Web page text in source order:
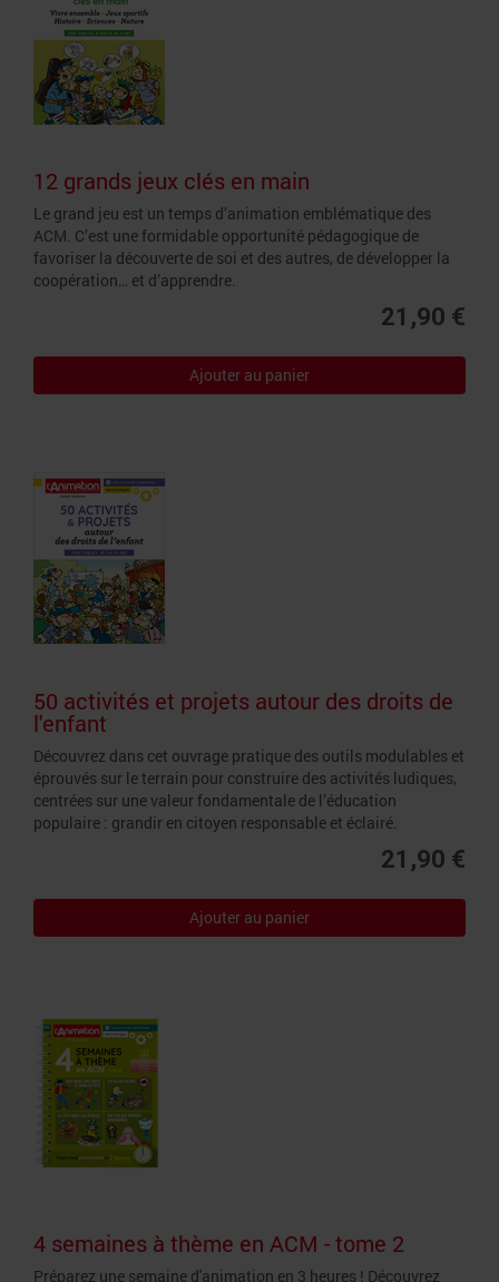
12 grands jeux clés en main
Le grand jeu est un temps d’animation emblématique des
ACM. C’est une formidable opportunité pédagogique de
favoriser la découverte de soi et des autres, de développer la
coopération… et d’apprendre.
21,90 €
Ajouter au panier
50 activités et projets autour des droits de
l'enfant
Découvrez dans cet ouvrage pratique des outils modulables et
éprouvés sur le terrain pour construire des activités ludiques,
centrées sur une valeur fondamentale de l’éducation
populaire : grandir en citoyen responsable et éclairé.
21,90 €
Ajouter au panier
4 semaines à thème en ACM - tome 2
Préparez une semaine d'animation en 3 heures ! Découvrez